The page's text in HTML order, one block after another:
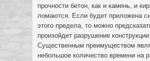
прочности бетон, как и камень, и
ломаются. Если будет приложена
этого предела, то можно
произойдет разрушение конструкции.
Существенным преимуществом
небольшое количество времени на